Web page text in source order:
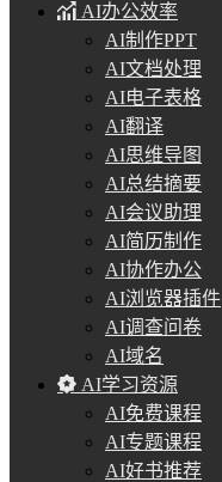
AI办公效率
AI制作PPT
AI文档处理
AI电子表格
AI翻译
AI思维导图
AI总结摘要
AI会议助理
AI简历制作
AI协作办公
AI浏览器插件
AI调查问卷
AI域名
AI学习资源
AI免费课程
AI专题课程
AI好书推荐